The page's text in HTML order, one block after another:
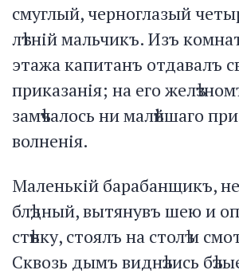
смуглый, черноглазый
лѣтній мальчикъ. Изъ
этажа капитанъ отдавалъ
приказанія; на его
замѣчалось ни малѣйшаго
волненія.
Маленькій барабанщикъ,
блѣдный, вытянувъ шею и
стѣнку, стоялъ на столѣ и
Сквозь дымъ виднѣлись